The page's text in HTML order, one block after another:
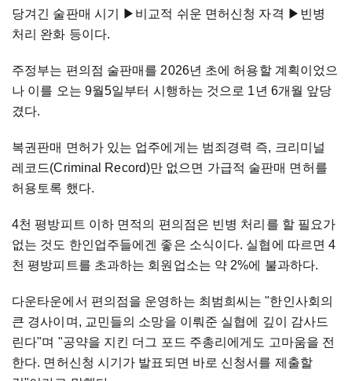
당겨긴 술판매 시기 ▶비교적 쉬운 면허신청 자격 ▶빈병
처리 완화 등이다.
주정부는 편의점 술판매를 2026년 초에 허용할 계획이었으
나 이를 오는 9월5일부터 시행하는 것으로 1년 6개월 앞당
겼다.
복권판매 면허가 있는 업주에게는 범죄경력 즉, 크리미널
레코드(Criminal Record)만 없으면 가급적 술판매 면허를
허용토록 했다.
4천 평방피트 이하 면적의 편의점은 빈병 처리를 할 필요가
없는 것도 한인업주들에겐 좋은 소식이다. 실협에 따르면 4
천 평방피트를 초과하는 회원업소는 약 2%에 불과하다.
다운타운에서 편의점을 운영하는 최범희씨는 "한인사회의
큰 경사이며, 교민들의 소망을 이뤄준 실협에 깊이 감사드
린다"며 "공약을 지킨 더그 포드 주총리에게도 고마움을 전
한다. 면허신청 시기가 발표되면 바로 신청서를 제출할